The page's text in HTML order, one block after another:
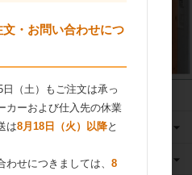
・お問い合わせにつ
（土）もご注文は承っ
カーおよび仕入先の休業
は8月18日（火）以降と
わせにつきましては、 8